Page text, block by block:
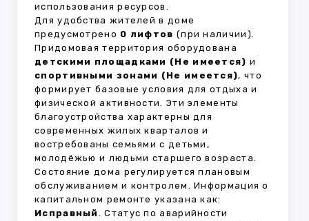
использования ресурсов.
Для удобства жителей в доме
предусмотрено 0 лифтов (при наличии).
Придомовая территория оборудована
детскими площадками (Не имеется) и
спортивными зонами (Не имеется), что
формирует базовые условия для отдыха и
физической активности. Эти элементы
благоустройства характерны для
современных жилых кварталов и
востребованы семьями с детьми,
молодёжью и людьми старшего возраста.
Состояние дома регулируется плановым
обслуживанием и контролем. Информация о
капитальном ремонте указана как:
Исправный . Статус по аварийности